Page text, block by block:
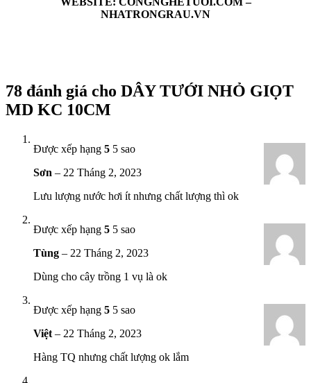
NHATRONGRAU.VN
78 đánh giá cho DÂY TƯỚI NHỎ GIỌT
MD KC 10CM
Được xếp hạng 5 5 sao
Sơn – 22 Tháng 2, 2023
Lưu lượng nước hơi ít nhưng chất lượng thì ok
Được xếp hạng 5 5 sao
Tùng – 22 Tháng 2, 2023
Dùng cho cây trồng 1 vụ là ok
Được xếp hạng 5 5 sao
Việt – 22 Tháng 2, 2023
Hàng TQ nhưng chất lượng ok lắm